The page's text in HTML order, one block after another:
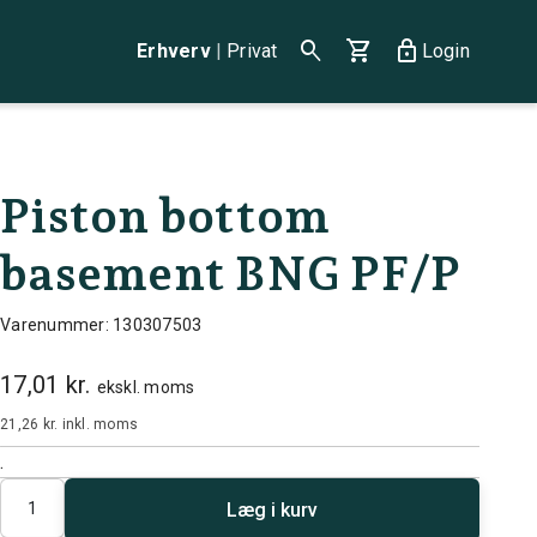
Erhverv | Privat search shopping_cart lock Login
Piston bottom
basement BNG PF/P
Varenummer: 130307503
17,01 kr. ekskl. moms
21,26 kr. inkl. moms
.
Antal
Læg i kurv